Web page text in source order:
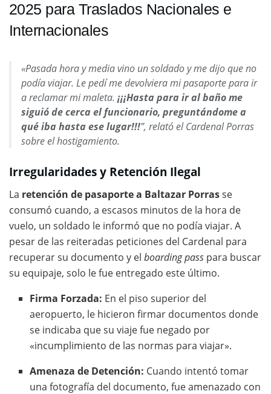
2025 para Traslados Nacionales e
Internacionales
«Pasada hora y media vino un soldado y me dijo que no
podía viajar. Le pedí me devolviera mi pasaporte para ir
a reclamar mi maleta. ¡¡¡Hasta para ir al baño me
siguió de cerca el funcionario, preguntándome a
qué iba hasta ese lugar!!!”, relató el Cardenal Porras
sobre el hostigamiento.
Irregularidades y Retención Ilegal
La retención de pasaporte a Baltazar Porrasse
consumó cuando, a escasos minutos de la hora de
vuelo, un soldado le informó que no podía viajar. A
pesar de las reiteradas peticiones del Cardenal para
recuperar su documento y el boarding pass para buscar
su equipaje, solo le fue entregado este último.
Firma Forzada: En el piso superior del
aeropuerto, le hicieron firmar documentos donde
se indicaba que su viaje fue negado por
«incumplimiento de las normas para viajar».
Amenaza de Detención: Cuando intentó tomar
una fotografía del documento, fue amenazado con